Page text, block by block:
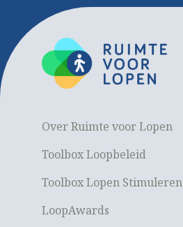
Over Ruimte voor Lopen
Toolbox Loopbeleid
Toolbox Lopen Stimuleren
LoopAwards